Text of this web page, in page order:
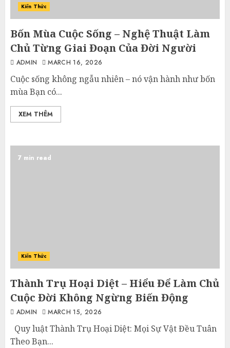
Kiến Thức
Bốn Mùa Cuộc Sống – Nghệ Thuật Làm
Chủ Từng Giai Đoạn Của Đời Người
ADMIN MARCH 16, 2026
Cuộc sống không ngẫu nhiên – nó vận hành như bốn
mùa Bạn có...
XEM THÊM
7 min read
Kiến Thức
Thành Trụ Hoại Diệt – Hiểu Để Làm Chủ
Cuộc Đời Không Ngừng Biến Động
ADMIN MARCH 15, 2026
Quy luật Thành Trụ Hoại Diệt: Mọi Sự Vật Đều Tuân
Theo Bạn...